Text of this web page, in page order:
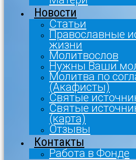
Новости
Статьи
Православные
жизни
Молитвослов
Нужны Ваши
Молитва по
(Акафисты)
Святые
Святые
(карта)
Отзывы
Контакты
Работа в Фонде